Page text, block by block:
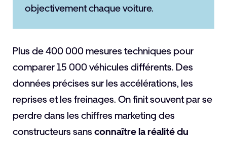
objectivement chaque voiture.
Plus de 400 000 mesures techniques pour
comparer 15 000 véhicules différents. Des
données précises sur les accélérations, les
reprises et les freinages. On finit souvent par se
perdre dans les chiffres marketing des
constructeurs sans connaître la réalité du